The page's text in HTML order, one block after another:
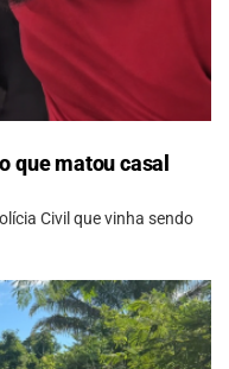
que matou casal
Civil que vinha sendo